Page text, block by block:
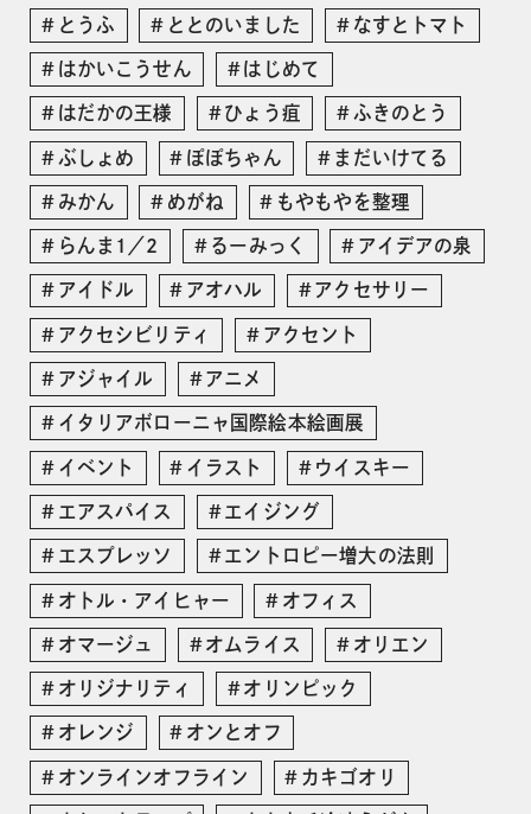
とうふ ととのいました なすとトマト
はかいこうせん はじめて
はだかの王様 ひょう疽 ふきのとう
ぶしょめ ぽぽちゃん まだいけてる
みかん めがね もやもやを整理
らんま1／2 るーみっく アイデアの泉
アイドル アオハル アクセサリー
アクセシビリティ アクセント
アジャイル アニメ
イタリアボローニャ国際絵本絵画展
イベント イラスト ウイスキー
エアスパイス エイジング
エスプレッソ エントロピー増大の法則
オトル・アイヒャー オフィス
オマージュ オムライス オリエン
オリジナリティ オリンピック
オレンジ オンとオフ
オンラインオフライン カキゴオリ